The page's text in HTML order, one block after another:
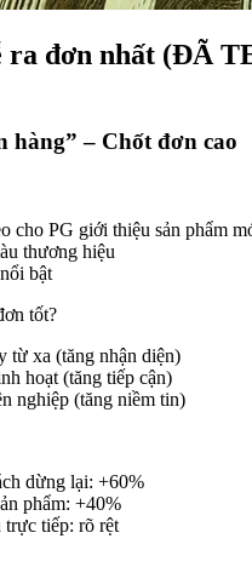
ra đơn nhất (ĐÃ
hàng” – Chốt đơn cao
cho PG giới thiệu sản phẩm
thương hiệu
bật
tốt?
từ xa (tăng nhận diện)
hoạt (tăng tiếp cận)
nghiệp (tăng niềm tin)
dừng lại: +60%
phẩm: +40%
trực tiếp: rõ rệt